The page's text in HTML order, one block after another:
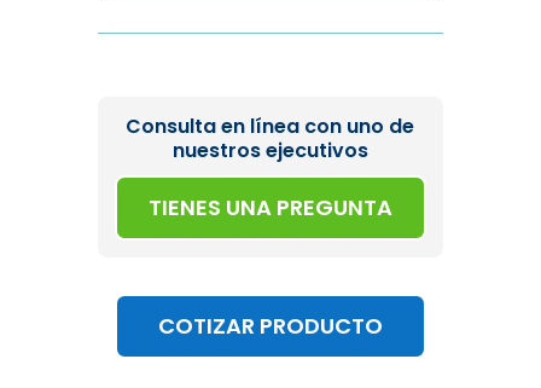
Consulta en línea con uno de
nuestros ejecutivos
TIENES UNA PREGUNTA
COTIZAR PRODUCTO